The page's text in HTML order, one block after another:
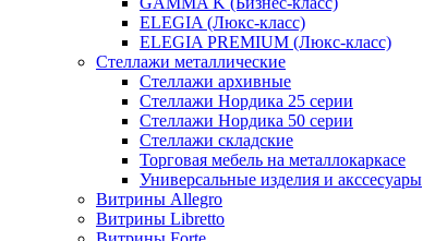
ELEGIA (Люкс-класс)
ELEGIA PREMIUM (Люкс-класс)
Стеллажи металлические
Стеллажи архивные
Стеллажи Нордика 25 серии
Стеллажи Нордика 50 серии
Стеллажи складские
Торговая мебель на металлокаркасе
Универсальные изделия и акссесуары
Витрины Allegro
Витрины Libretto